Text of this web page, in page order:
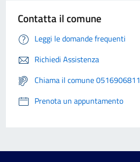
Contatta il comune
Leggi le domande frequenti
Richiedi Assistenza
Chiama il comune 0516906811
Prenota un appuntamento